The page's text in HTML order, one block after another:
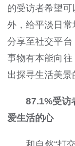
的受访者希望
外，给平淡日
分享至社交平
事物有本能向
出探寻生活美景
87.1%受访
爱生活的心